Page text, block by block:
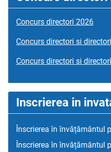
Concurs directori 2026
Concurs directori si
Concurs directori si
Inscrierea in
Înscrierea în învățământul
Înscrierea în învățământul